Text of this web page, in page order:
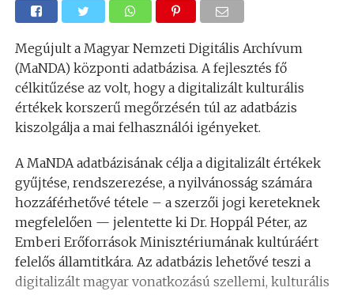
Megújult a Magyar Nemzeti Digitális Archívum
(MaNDA) központi adatbázisa. A fejlesztés fő
célkitűzése az volt, hogy a digitalizált kulturális
értékek korszerű megőrzésén túl az adatbázis
kiszolgálja a mai felhasználói igényeket.
A MaNDA adatbázisának célja a digitalizált értékek
gyűjtése, rendszerezése, a nyilvánosság számára
hozzáférhetővé tétele – a szerzői jogi kereteknek
megfelelően — jelentette ki Dr. Hoppál Péter, az
Emberi Erőforrások Minisztériumának kultúráért
felelős államtitkára. Az adatbázis lehetővé teszi a
digitalizált magyar vonatkozású szellemi, kulturális